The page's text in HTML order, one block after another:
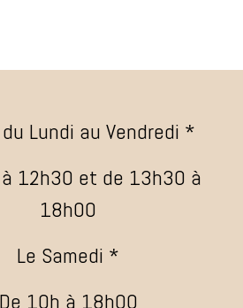
Lundi au Vendredi *
12h30 et de 13h30 à
18h00
Le Samedi *
De 10h à 18h00